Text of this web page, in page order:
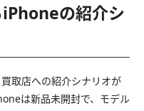
の紹介シ
取店への紹介シナリオが
は新品未開封で、モデル